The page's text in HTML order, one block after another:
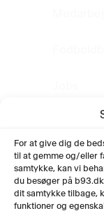
For at give dig de
til at gemme og/eller
samtykke, kan vi
du besøger på
dit samtykke tilbage,
funktioner og